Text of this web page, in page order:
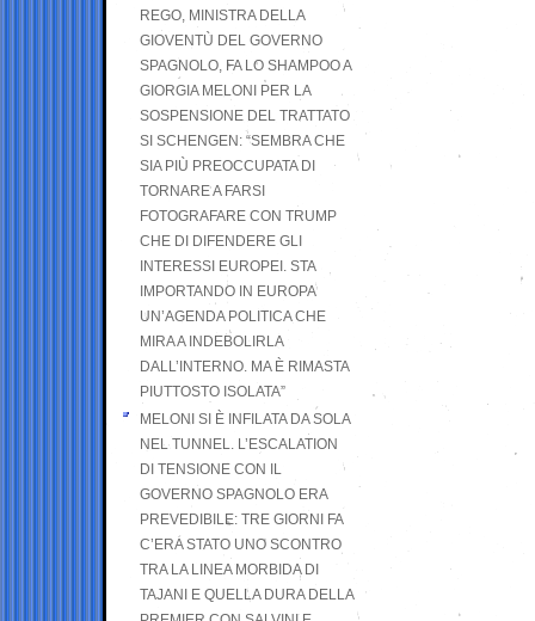
REGO, MINISTRA DELLA
GIOVENTÙ DEL GOVERNO
SPAGNOLO, FA LO SHAMPOO A
GIORGIA MELONI PER LA
SOSPENSIONE DEL TRATTATO
SI SCHENGEN: “SEMBRA CHE
SIA PIÙ PREOCCUPATA DI
TORNARE A FARSI
FOTOGRAFARE CON TRUMP
CHE DI DIFENDERE GLI
INTERESSI EUROPEI. STA
IMPORTANDO IN EUROPA
UN’AGENDA POLITICA CHE
MIRA A INDEBOLIRLA
DALL’INTERNO. MA È RIMASTA
PIUTTOSTO ISOLATA”
MELONI SI È INFILATA DA SOLA
NEL TUNNEL. L’ESCALATION
DI TENSIONE CON IL
GOVERNO SPAGNOLO ERA
PREVEDIBILE: TRE GIORNI FA
C’ERA STATO UNO SCONTRO
TRA LA LINEA MORBIDA DI
TAJANI E QUELLA DURA DELLA